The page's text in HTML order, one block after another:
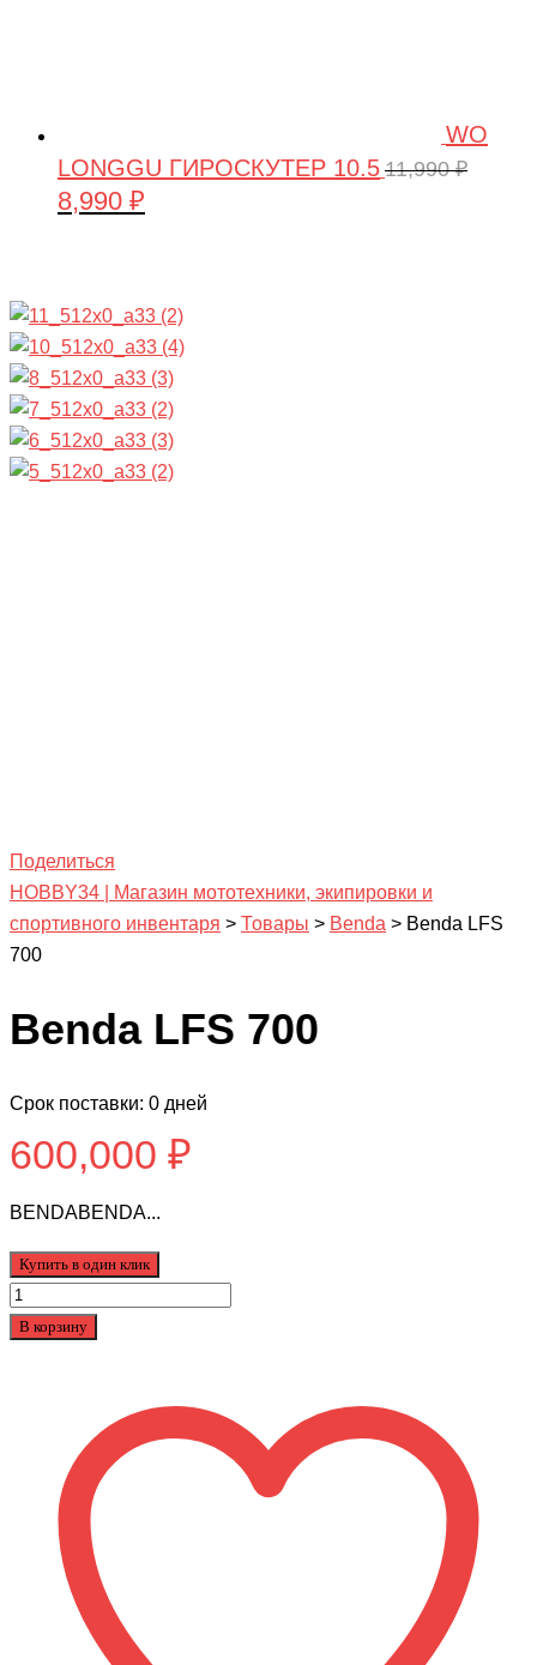
WO
LONGGU ГИРОСКУТЕР 10.5 11,990₽
Первоначальная
8,990 ₽
Поделиться
HOBBY34 | Магазин мототехники, экипировки и
спортивного инвентаря > Товары > Benda > Benda LFS
700
Benda LFS 700
Срок поставки: 0 дней
600,000 ₽
BENDABENDA...
Купить в один клик
Количество
товара
В корзину